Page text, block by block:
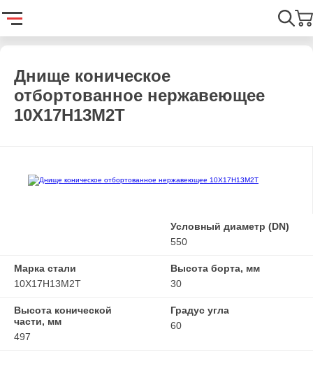
Найти
Главная
Днище коническое
отбортованное нержавеющее
10Х17Н13М2Т
Условный диаметр (DN)
550
Марка стали
10Х17Н13М2Т
Высота борта, мм
30
Высота конической
части, мм
497
Градус угла
60